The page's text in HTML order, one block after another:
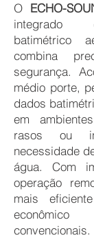
O ECHO-
integrado
batimétrico
combina
segurança.
médio porte,
dados
em
rasos ou
necessidade
água. Com
operação
mais
convencionais.